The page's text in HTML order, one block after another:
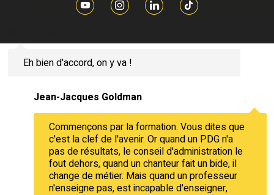
Eh bien d'accord, on y va !
Jean-Jacques Goldman
Commençons par la formation. Vous dites que
c'est la clef de l'avenir. Or quand un PDG n'a
pas de résultats, le conseil d'administration le
fout dehors, quand un chanteur fait un bide, il
change de métier. Mais quand un professeur
n'enseigne pas, est incapable d'enseigner,